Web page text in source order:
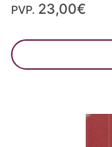
PVP. 23,00€